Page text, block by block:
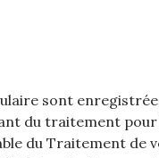
sont
du traitement
du Traitement de